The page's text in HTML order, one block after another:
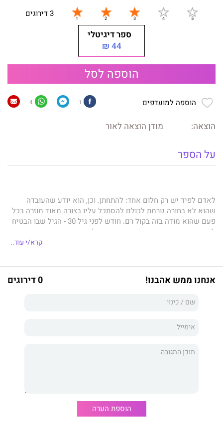
3 דירוגים
ספר דיגיטלי
44 ₪
הוספה לסל
הוספה למועדפים 1
4
הוצאה: מודן הוצאה לאור
על הספר
לאדם לפיד יש רק חלום אחד: להתחתן. וכן, הוא יודע שהעובדה
שהוא לא בחורה גורמת לכולם להסתכל עליו בצורה מאוד מוזרה בכל
פעם שהוא מודה בזה בקול רם. חודש לפני גיל 30 - הגיל שבו הבטיח
לעצמו שיתחתן - אדם מוצא עצמו, שוב, לבד. בצירוף מקרים מפתיע
למדי, חברתו הטובה של אדם, ירדן גת, נואשת לכתבה האחת שכולם
מצחיק וכמובן - רומנטי מאין כמוהו, שבו יגלה אדם שכדי למצוא את
קרא/י עוד..
אנחנו ממש אהבנו! 0 דירוגים
הוספת הערה